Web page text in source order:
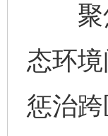
聚焦
态环
惩治